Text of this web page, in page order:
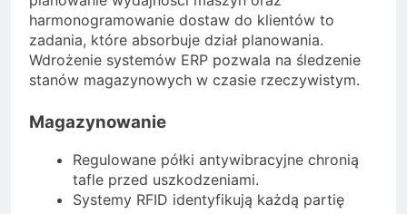
harmonogramowanie dostaw do klientów to
zadania, które absorbuje dział planowania.
Wdrożenie systemów ERP pozwala na śledzenie
stanów magazynowych w czasie rzeczywistym.
Magazynowanie
Regulowane półki antywibracyjne chronią
tafle przed uszkodzeniami.
Systemy RFID identyfikują każdą partię